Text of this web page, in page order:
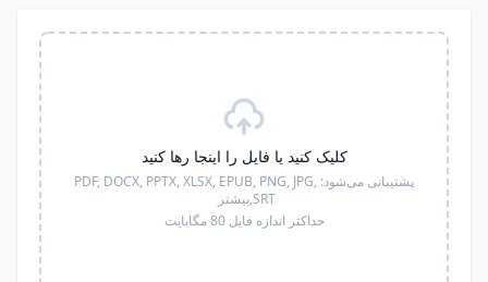
کلیک کنید یا فایل را اینجا رها کنید
پشتیبانی می‌شود: PDF, DOCX, PPTX, XLSX, EPUB, PNG, JPG,
SRT, بیشتر
حداکثر اندازه فایل 80 مگابایت